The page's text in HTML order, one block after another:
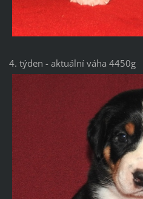
4. týden - aktuální váha 4450g